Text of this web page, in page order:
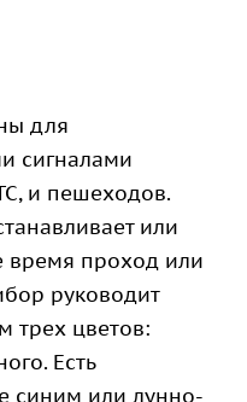
для
сигналами
и пешеходов.
или
время проход или
руководит
трех цветов:
Есть
синим или лунно-